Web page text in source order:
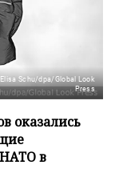
Schu/dpa/Global Look
Press
оказались
в